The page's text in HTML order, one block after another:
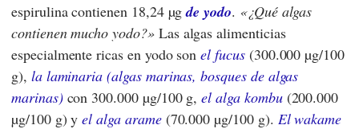
espirulina contienen 18,24 µgde yodo.
¿Qué algas
contienen mucho yodo? Las algas alimenticias
especialmente ricas en yodo sonel fucus(300.000 µg/100
g), la laminaria (algas marinas, bosques de algas
marinas)con 300.000 µg/100 g,el alga kombu(200.000
µg/100 g) yel alga arame(70.000 µg/100 g). El wakame